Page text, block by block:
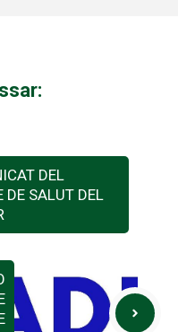
DEL
DE SALUT DEL